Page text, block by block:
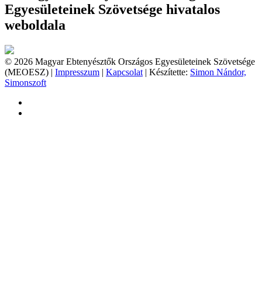
Egyesületeinek Szövetsége hivatalos
weboldala
© 2026 Magyar Ebtenyésztők Országos Egyesületeinek Szövetsége
(MEOESZ) | Impresszum | Kapcsolat | Készítette: Simon Nándor,
Simonszoft